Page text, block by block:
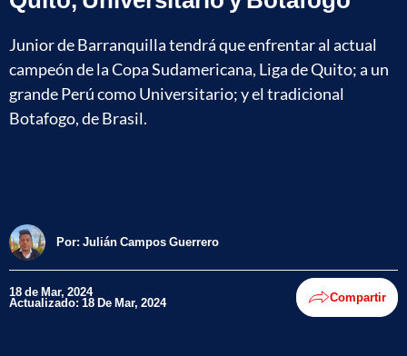
Junior de Barranquilla tendrá que enfrentar al actual
campeón de la Copa Sudamericana, Liga de Quito; a un
grande Perú como Universitario; y el tradicional
Botafogo, de Brasil.
Por: Julián Campos Guerrero
18 de Mar, 2024
Actualizado: 18 De Mar, 2024 Compartir